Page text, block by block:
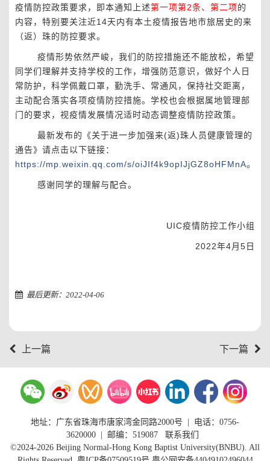
疫情防控政策要求，即本通知上述第一项第2条、第二项的
内容，特别要关注近14天内有本土疫情报告地市旅居史的来
（返）珠的防控要求。
疫情形势依然严峻，我们的防控措施还不能放松，希望
同学们理解并支持学校的工作，增强防范意识，做好个人日
常防护，科学佩戴口罩，勤洗手、常通风，保持社交距离，
主动配合落实各项疫情防控措施。学校也会根据属地管理部
门的要求，视疫情发展情况适时动态调整疫情防控政策。
最新发布的《关于进一步加强来(返)珠人员健康管理的
通告》请点击以下链接：
https://mp.weixin.qq.com/s/oiJIf4k9opIJjGZ8oHFMnA。
感谢同学的理解与配合。
UIC疫情防控工作小组
2022年4月 5 日
最后更新：2022-04-06
上一篇 下一篇
地址：广东省珠海市唐家湾金同路2000号
电话：0756-
3620000
| 邮编：519087 联系我们
©2024-2026 Beijing Normal-Hong Kong Baptist University(BNBU). All